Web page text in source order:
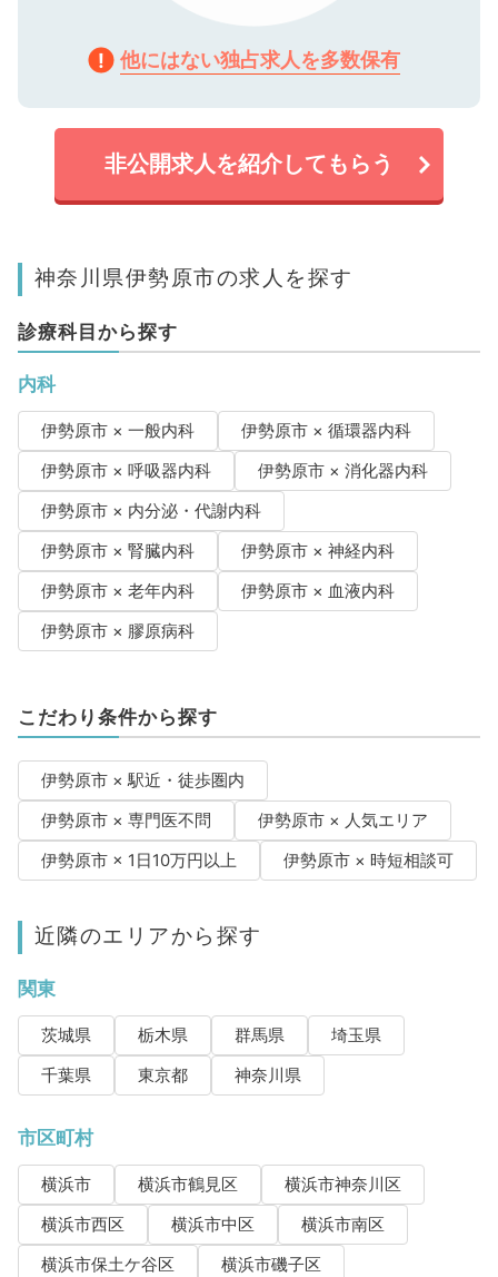
他にはない独占求人を多数保有
非公開求人を紹介してもらう
神奈川県伊勢原市の求人を探す
診療科目から探す
内科
伊勢原市 × 一般内科
伊勢原市 × 循環器内科
伊勢原市 × 呼吸器内科
伊勢原市 × 消化器内科
伊勢原市 × 内分泌・代謝内科
伊勢原市 × 腎臓内科
伊勢原市 × 神経内科
伊勢原市 × 老年内科
伊勢原市 × 血液内科
伊勢原市 × 膠原病科
こだわり条件から探す
伊勢原市 × 駅近・徒歩圏内
伊勢原市 × 専門医不問
伊勢原市 × 人気エリア
伊勢原市 × 1日10万円以上
伊勢原市 × 時短相談可
近隣のエリアから探す
関東
茨城県 栃木県 群馬県
埼玉県
千葉県
東京都 神奈川県
市区町村
横浜市 横浜市鶴見区
横浜市神奈川区
横浜市西区
横浜市中区
横浜市南区
横浜市保土ケ谷区
横浜市磯子区